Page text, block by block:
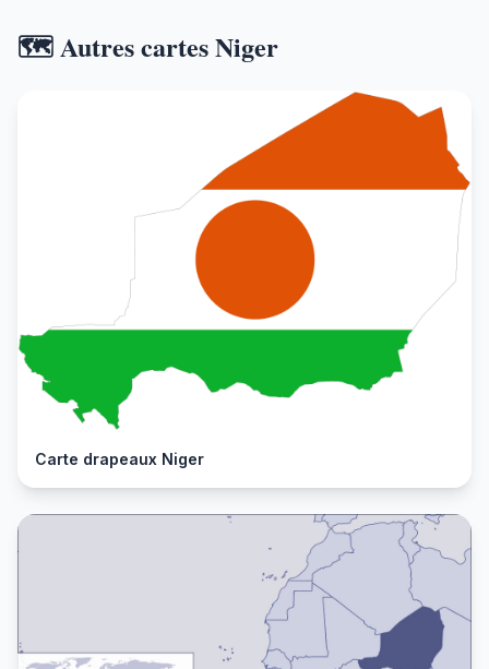
🗺️ Autres cartes Niger
Carte drapeaux Niger